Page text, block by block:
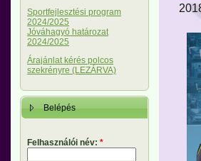
Sportfejlesztési program
2024/2025
Jóváhagyó határozat
2024/2025
Árajánlat kérés polcos
szekrényre (LEZÁRVA)
Belépés
Felhasználói név: *